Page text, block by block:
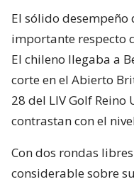
El sólido
importante respecto
El chileno llegaba a
corte en el Abierto
28 del LIV Golf
contrastan con el
Con dos rondas
considerable sobre